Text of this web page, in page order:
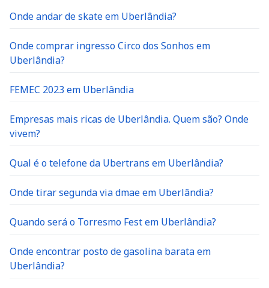
Onde andar de skate em Uberlândia?
Onde comprar ingresso Circo dos Sonhos em
Uberlândia?
FEMEC 2023 em Uberlândia
Empresas mais ricas de Uberlândia. Quem são? Onde
vivem?
Qual é o telefone da Ubertrans em Uberlândia?
Onde tirar segunda via dmae em Uberlândia?
Quando será o Torresmo Fest em Uberlândia?
Onde encontrar posto de gasolina barata em
Uberlândia?